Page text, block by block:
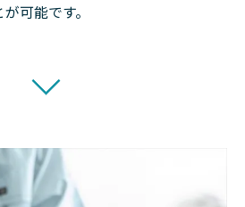
可能です。